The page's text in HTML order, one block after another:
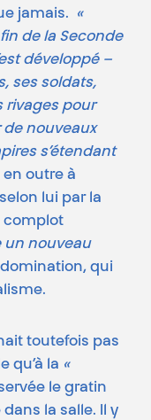
jamais.
«
de la Seconde
développé –
ses soldats,
rivages pour
de nouveaux
s’étendant
outre à
lui par la
complot
un nouveau
qui
toutefois pas
qu’à la «
le gratin
la salle. Il y